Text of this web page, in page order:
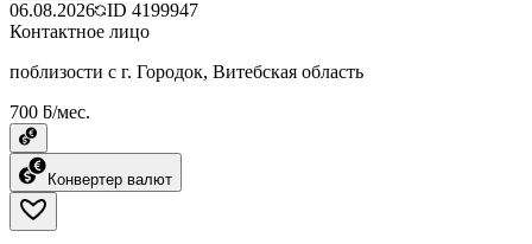
06.08.2026 ID 4199947
Контактное лицо
поблизости с г. Городок, Витебская область
700 ƃ/мес.
Конвертер валют